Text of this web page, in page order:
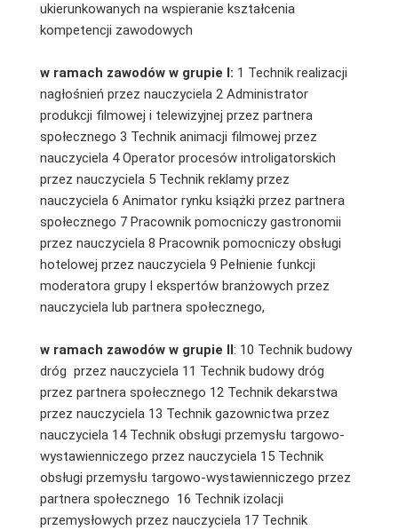
ukierunkowanych na wspieranie kształcenia
kompetencji zawodowych
w ramach zawodów w grupie I: 1 Technik realizacji
nagłośnień przez nauczyciela 2 Administrator
produkcji filmowej i telewizyjnej przez partnera
społecznego 3 Technik animacji filmowej przez
nauczyciela 4 Operator procesów introligatorskich
przez nauczyciela 5 Technik reklamy przez
nauczyciela 6 Animator rynku książki przez partnera
społecznego 7 Pracownik pomocniczy gastronomii
przez nauczyciela 8 Pracownik pomocniczy obsługi
hotelowej przez nauczyciela 9 Pełnienie funkcji
moderatora grupy I ekspertów branżowych przez
nauczyciela lub partnera społecznego,
w ramach zawodów w grupie II: 10 Technik budowy
dróg przez nauczyciela 11 Technik budowy dróg
przez partnera społecznego 12 Technik dekarstwa
przez nauczyciela 13 Technik gazownictwa przez
nauczyciela 14 Technik obsługi przemysłu targowo-
wystawienniczego przez nauczyciela 15 Technik
obsługi przemysłu targowo-wystawienniczego przez
partnera społecznego 16 Technik izolacji
przemysłowych przez nauczyciela 17 Technik